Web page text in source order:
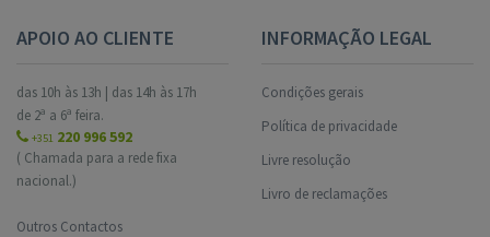
APOIO AO CLIENTE
das 10h às 13h | das 14h às 17h
de 2ª a 6ª feira.
+351 220 996 592
( Chamada para a rede fixa
nacional.)
Outros Contactos
INFORMAÇÃO LEGAL
Condições gerais
Política de privacidade
Livre resolução
Livro de reclamações